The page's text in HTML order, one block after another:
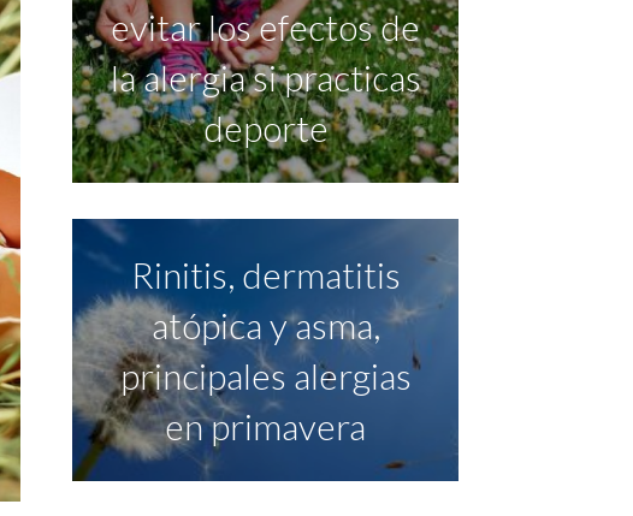
evitar los efectos de
la alergia si practicas
deporte
Rinitis, dermatitis
atópica y asma,
principales alergias
en primavera